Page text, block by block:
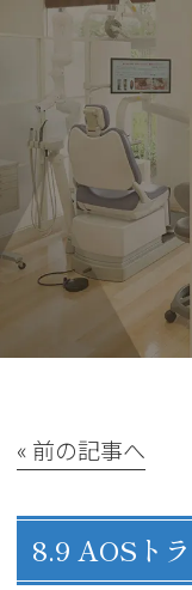
« 前の記事へ
8.9 AOSト